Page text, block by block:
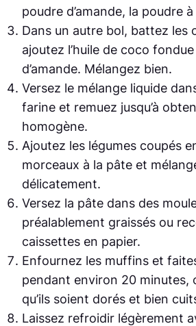
poudre d’amande, la poudre
Dans un autre bol, battez les
ajoutez l’huile de coco
d’amande. Mélangez bien.
Versez le mélange liquide
farine et remuez jusqu’à
homogène.
Ajoutez les légumes coupés
morceaux à la pâte et
délicatement.
Versez la pâte dans des
préalablement graissés ou
caissettes en papier.
Enfournez les muffins et
pendant environ 20 minutes,
qu’ils soient dorés et bien
Laissez refroidir légèrement